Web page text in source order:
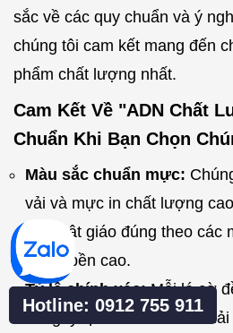
sắc về các quy chuẩn và ý
chúng tôi cam kết mang đến
phẩm chất lượng nhất.
Cam Kết Về "ADN Chất
Chuẩn Khi Bạn Chọn
Màu sắc chuẩn mực:
vải và mực in chất lượng
cờ Phật giáo đúng theo các
có độ bền cao.
Tỷ lệ chính xác:Mỗi lá cờ
đúng tỷ lệ chuẩn của các
Hotline: 0912 755 911